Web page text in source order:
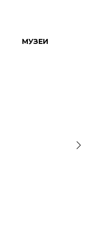
МУЗЕИ